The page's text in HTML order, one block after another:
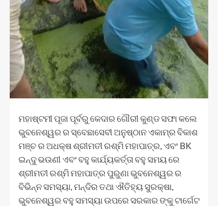
ମହାଷ୍ଟମୀ ପୂଜା ପୂର୍ବରୁ କେଦାର ଗୌରୀ କୁଣ୍ଡ ସଫା କଲେ
ଭୁବନେଶ୍ୱର ର ସ୍ବେଛାସେବୀ ଅନୁଷ୍ଠାନ ଏକାମ୍ର ବିକାଶ
ମଞ୍ଚ ର ଅଧକ୍ଷ ଶ୍ରୀମତୀ ରଶ୍ମି ମହାପାତ୍ର, ଏବଂ BK
ଇନ୍ଦୁ ଭଉଣୀ ଏବଂ ବହୁ କାର୍ଯ୍ୟକର୍ତ୍ତା ବହୁ ସମୟ ରେ
ଶ୍ରୀମତୀ ରଶ୍ମି ମହାପାତ୍ର ପୁରୁଣା ଭୁବନେଶ୍ୱର ର
ବିଭିନ୍ନ ସମସ୍ୟା, ମନ୍ଦିର ତଥା ଐତିହ୍ୟ ସୁରକ୍ଷା,
ଭୁବନେଶ୍ୱର ବହୁ ସମସ୍ୟା ଉପରେ ସରକାର ଙ୍କୁ ଟାର୍ଗେଟ